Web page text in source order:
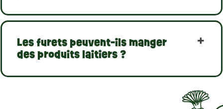
Les furets peuvent-ils manger
des produits laitiers ?